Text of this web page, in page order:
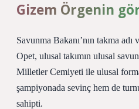
Gizem Örgenin
Savunma Bakanı’nın takma adı
Opet, ulusal takımın ulusal
Milletler Cemiyeti ile ulusal
şampiyonada sevinç hem de
sahipti.